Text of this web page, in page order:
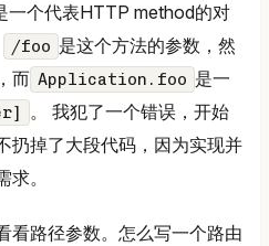
一个代表HTTP method的对
/foo 是这个方法的参数，然
而 Application.foo 是一
。 我犯了一个错误，开始
扔掉了大段代码，因为实现并
。
看路径参数。怎么写一个路由